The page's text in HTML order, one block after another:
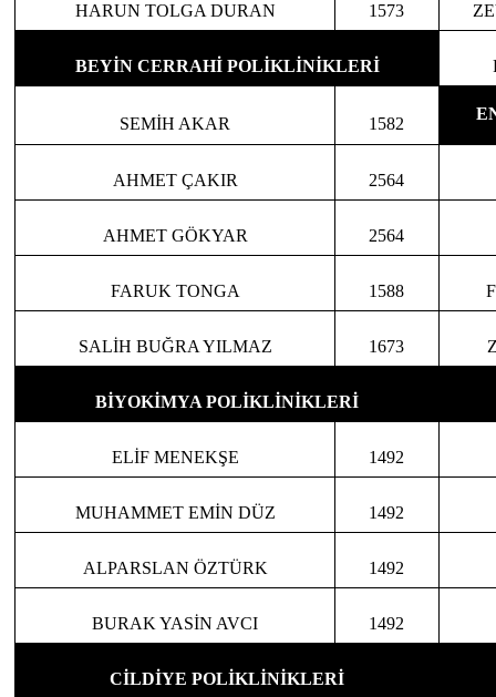
HARUN TOLGA DURAN 1573
BEYİN CERRAHİ POLİKLİNİKLERİ
SEMİH AKAR 1582
AHMET ÇAKIR 2564
AHMET GÖKYAR 2564
FARUK TONGA 1588
SALİH BUĞRA YILMAZ 1673
BİYOKİMYA POLİKLİNİKLERİ
ELİF MENEKŞE 1492
MUHAMMET EMİN DÜZ 1492
ALPARSLAN ÖZTÜRK 1492
BURAK YASİN AVCI 1492
CİLDİYE POLİKLİNİKLERİ